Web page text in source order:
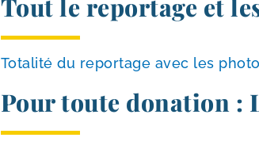
Tout le reportage et
Totalité du repor­tage avec les
Pour toute donation :